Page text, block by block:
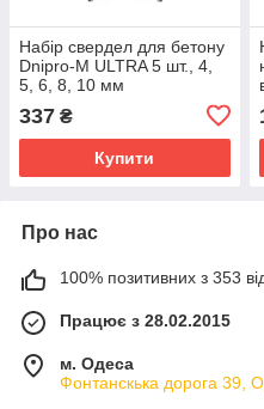
Набір свердел для бетону
Dnipro-M ULTRA 5 шт., 4,
5, 6, 8, 10 мм
337 ₴
Купити
Про нас
100% позитивних з 353
Працює з 28.02.2015
м. Одеса
Фонтанскька дорога 39,